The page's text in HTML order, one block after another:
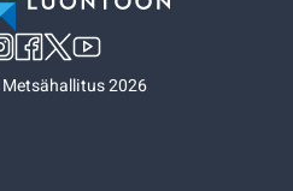
Metsähallitus 2026